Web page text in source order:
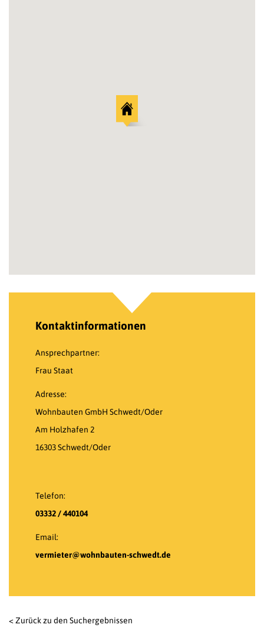
Kontaktinformationen
Ansprechpartner:
Frau Staat
Adresse:
Wohnbauten GmbH Schwedt/Oder
Am Holzhafen 2
16303 Schwedt/Oder
Telefon:
03332 / 440104
Email:
vermieter@wohnbauten-schwedt.de
< Zurück zu den Suchergebnissen